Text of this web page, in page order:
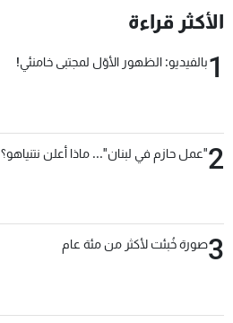
الأكثر قراءة
1بالفيديو: الظهور الأوّل لمجتبى خامنئي!
2"عمل حازم في لبنان"... ماذا أعلن نتنياهو؟
3صورة خُبئت لأكثر من مئة عام